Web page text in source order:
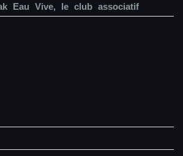
Eau Vive, le club associatif